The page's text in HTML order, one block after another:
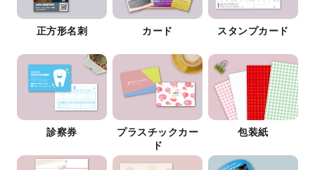
正方形名刺 カード スタンプカード
診察券
プラスチックカー
ド
包装紙